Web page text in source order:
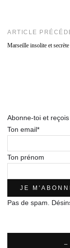
ARTICLE
Marseille insolite et
Abonne-toi et
Ton email*
Ton prénom
Pas de spam.
–